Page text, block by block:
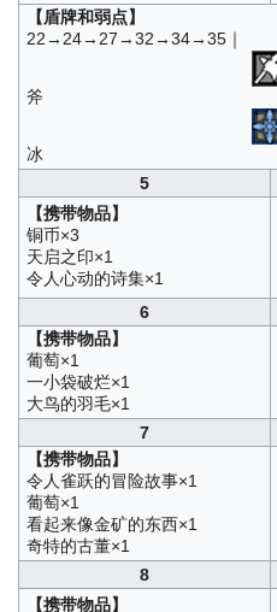
【盾牌和弱点】
22→24→27→32→34→35｜
斧
冰
5
【携带物品】
铜币×3
天启之印×1
令人心动的诗集×1
6
【携带物品】
葡萄×1
一小袋破烂×1
大鸟的羽毛×1
7
【携带物品】
令人雀跃的冒险故事×1
葡萄×1
看起来像金矿的东西×1
奇特的古董×1
8
【携带物品】